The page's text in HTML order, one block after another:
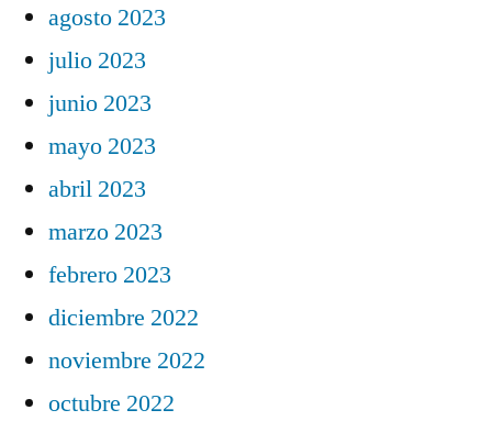
agosto 2023
julio 2023
junio 2023
mayo 2023
abril 2023
marzo 2023
febrero 2023
diciembre 2022
noviembre 2022
octubre 2022